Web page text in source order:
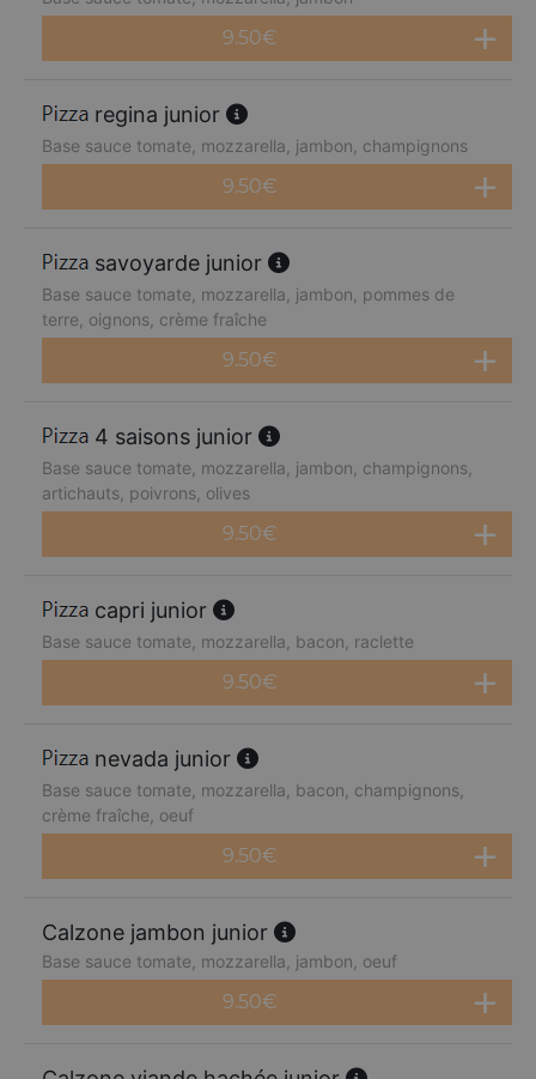
9.50€
regina junior
Base sauce tomate, mozzarella, jambon, champignons
9.50€
savoyarde junior
Base sauce tomate, mozzarella, jambon, pommes de
terre, oignons, crème fraîche
9.50€
4 saisons junior
Base sauce tomate, mozzarella, jambon, champignons,
artichauts, poivrons, olives
9.50€
capri junior
Base sauce tomate, mozzarella, bacon, raclette
9.50€
nevada junior
Base sauce tomate, mozzarella, bacon, champignons,
crème fraîche, oeuf
9.50€
Calzone jambon junior
Base sauce tomate, mozzarella, jambon, oeuf
9.50€